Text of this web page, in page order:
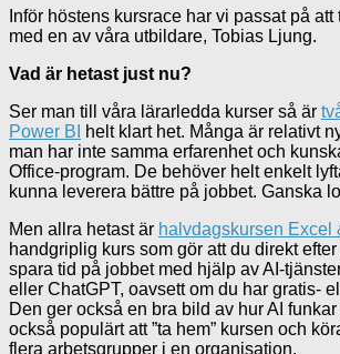
Inför höstens kursrace har vi passat på att
med en av våra utbildare, Tobias Ljung.
Vad är hetast just nu?
Ser man till våra lärarledda kurser så är
Power BI
helt klart het. Många är relativt
man har inte samma erfarenhet och
Office-program. De behöver helt enkelt
kunna leverera bättre på jobbet. Ganska
Men allra hetast är halvdagskursen Excel
handgriplig kurs som gör att du direkt
spara tid på jobbet med hjälp av AI-
eller ChatGPT, oavsett om du har gratis-
Den ger också en bra bild av hur AI
också populärt att ”ta hem” kursen och
flera arbetsgrupper i en organisation.